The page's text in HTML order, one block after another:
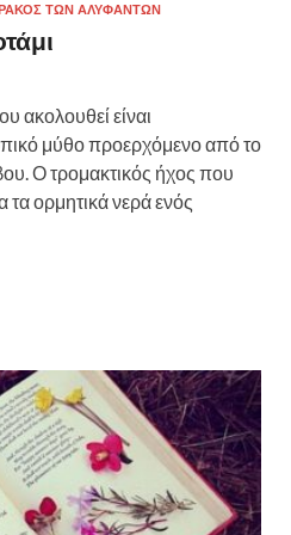
ΤΩΝ ΑΛΥΦΑΝΤΏΝ
ακολουθεί είναι
μύθο προερχόμενο από το
Ο τρομακτικός ήχος που
ορμητικά νερά ενός